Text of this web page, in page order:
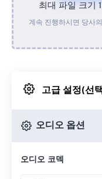
최대 파일 크기
계속 진행하시면 당사의
고급 설정(선
오디오 옵션
오디오 코덱